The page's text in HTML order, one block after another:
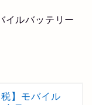
イルバッテリー
税】モバイル